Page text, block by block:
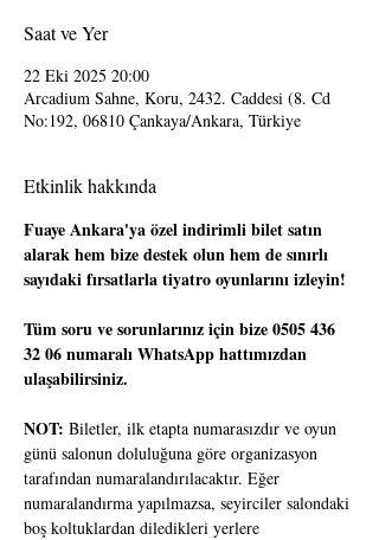
Saat ve Yer
22 Eki 2025 20:00
Arcadium Sahne, Koru, 2432. Caddesi (8. Cd
No:192, 06810 Çankaya/Ankara, Türkiye
Etkinlik hakkında
Fuaye Ankara'ya özel indirimli bilet satın
alarak hem bize destek olun hem de sınırlı
sayıdaki fırsatlarla tiyatro oyunlarını izleyin!
Tüm soru ve sorunlarınız için bize 0505 436
32 06 numaralı WhatsApp hattımızdan
ulaşabilirsiniz.
NOT: Biletler, ilk etapta numarasızdır ve oyun
günü salonun doluluğuna göre organizasyon
tarafından numaralandırılacaktır. Eğer
numaralandırma yapılmazsa, seyirciler salondaki
boş koltuklardan diledikleri yerlere